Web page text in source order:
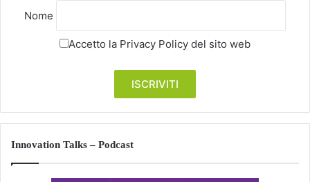
Nome
Accetto la Privacy Policy del sito web
Innovation Talks – Podcast